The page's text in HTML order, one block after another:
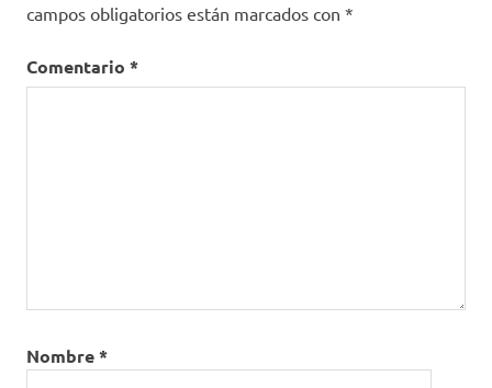
campos obligatorios están marcados con *
Comentario *
Nombre*